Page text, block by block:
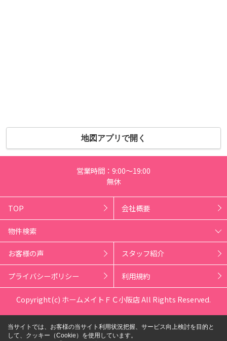
地図アプリで開く
営業時間：9:00～19:00
無休
TOP 会社概要
物件検索
お客様の声 スタッフ紹介
プライバシーポリシー 利用規約
Copyright(c) ホームメイトＦＣ小阪店 All Rights Reserved.
当サイトでは、お客様の当サイト利用状況把握、サービス向上検討を目的と
して、クッキー（Cookie）を使用しています。